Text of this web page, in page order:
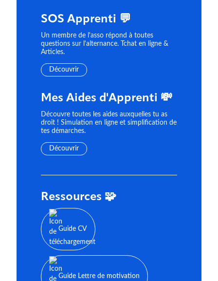
SOS Apprenti 💬
Un membre de l'asso répond à toutes
questions sur l'alternance. Tchat en ligne &
Articles.
Découvrir
Mes Aides d'Apprenti 💸
Découvre toutes les aides auxquelles tu as
droit ! Simulation en ligne et simplification de
tes démarches.
Découvrir
Ressources 🧩
Guide CV
Guide Lettre de motivation